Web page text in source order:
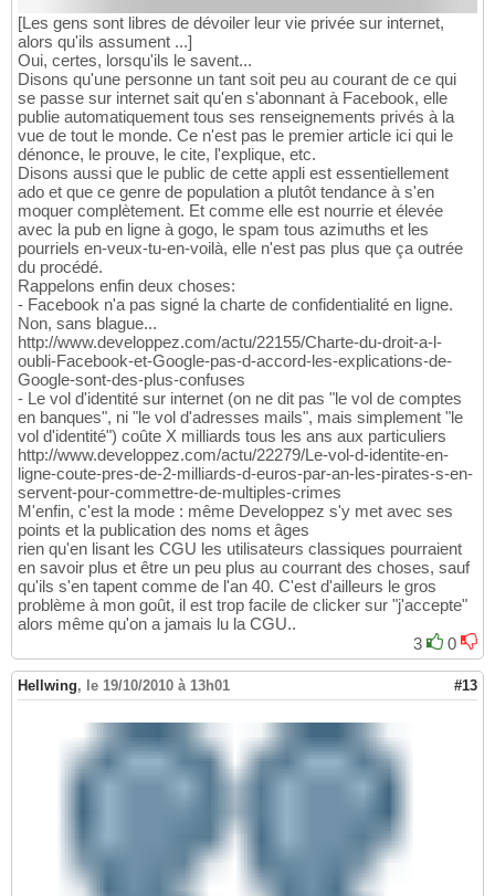
[Les gens sont libres de dévoiler leur vie privée sur internet,
alors qu'ils assument ...]
Oui, certes, lorsqu'ils le savent...
Disons qu'une personne un tant soit peu au courant de ce qui
se passe sur internet sait qu'en s'abonnant à Facebook, elle
publie automatiquement tous ses renseignements privés à la
vue de tout le monde. Ce n'est pas le premier article ici qui le
dénonce, le prouve, le cite, l'explique, etc.
Disons aussi que le public de cette appli est essentiellement
ado et que ce genre de population a plutôt tendance à s'en
moquer complètement. Et comme elle est nourrie et élevée
avec la pub en ligne à gogo, le spam tous azimuths et les
pourriels en-veux-tu-en-voilà, elle n'est pas plus que ça outrée
du procédé.
Rappelons enfin deux choses:
- Facebook n'a pas signé la charte de confidentialité en ligne.
Non, sans blague...
http://www.developpez.com/actu/22155/Charte-du-droit-a-l-
oubli-Facebook-et-Google-pas-d-accord-les-explications-de-
Google-sont-des-plus-confuses
- Le vol d'identité sur internet (on ne dit pas "le vol de comptes
en banques", ni "le vol d'adresses mails", mais simplement "le
vol d'identité") coûte X milliards tous les ans aux particuliers
http://www.developpez.com/actu/22279/Le-vol-d-identite-en-
ligne-coute-pres-de-2-milliards-d-euros-par-an-les-pirates-s-en-
servent-pour-commettre-de-multiples-crimes
M'enfin, c'est la mode : même Developpez s'y met avec ses
points et la publication des noms et âges
rien qu'en lisant les CGU les utilisateurs classiques pourraient
en savoir plus et être un peu plus au courrant des choses, sauf
qu'ils s'en tapent comme de l'an 40. C'est d'ailleurs le gros
problème à mon goût, il est trop facile de clicker sur "j'accepte"
alors même qu'on a jamais lu la CGU..
3
0
Hellwing, le 19/10/2010 à 13h01 #13